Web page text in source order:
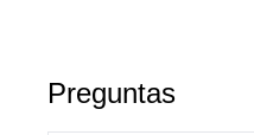
Preguntas